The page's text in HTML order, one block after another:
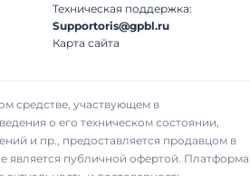
Техническая поддержка:
Supportoris@gpbl.ru
Карта сайта
средстве, участвующем в
о его техническом состоянии,
и пр., предоставляется продавцом в
является публичной офертой. Платформа